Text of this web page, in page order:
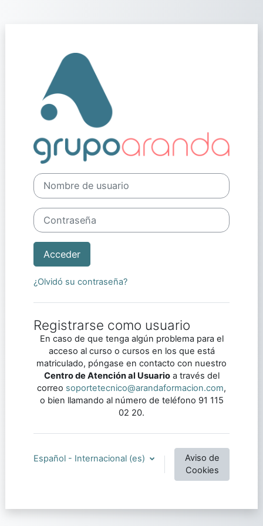
Nombre de usuario
Contraseña
Acceder
¿Olvidó su contraseña?
Registrarse como usuario
En caso de que tenga algún problema para el
acceso al curso o cursos en los que está
matriculado, póngase en contacto con nuestro
Centro de Atención al Usuarioa través del
correo soportetecnico@arandaformacion.com,
o bien llamando al número de teléfono 91 115
02 20.
Español - Internacional ‎(es)‎
Aviso de
Cookies